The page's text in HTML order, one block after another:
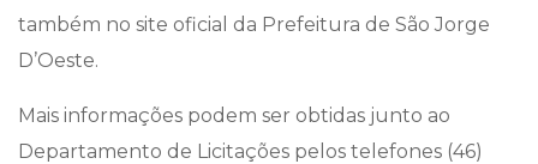
também no site oficial da Prefeitura de São Jorge
D’Oeste.
Mais informações podem ser obtidas junto ao
Departamento de Licitações pelos telefones (46)